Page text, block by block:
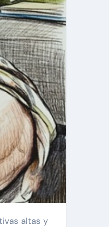
altas y